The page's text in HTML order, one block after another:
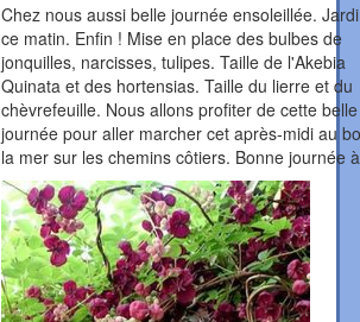
Chez nous aussi belle journée ensoleillée.
ce matin. Enfin ! Mise en place des bulbes de
jonquilles, narcisses, tulipes. Taille de l'Akebia
Quinata et des hortensias. Taille du lierre et du
chèvrefeuille. Nous allons profiter de cette belle
journée pour aller marcher cet après-midi au
la mer sur les chemins côtiers. Bonne journée